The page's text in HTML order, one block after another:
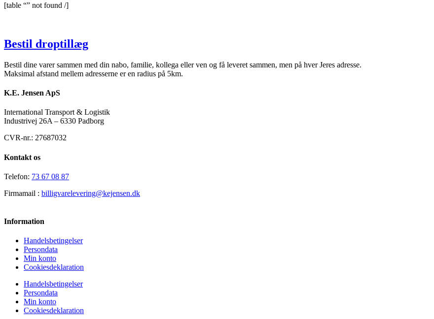
[table “” not found /]
Bestil droptillæg
Bestil dine varer sammen med din nabo, familie, kollega eller ven og få leveret sammen, men på hver Jeres adresse.
Maksimal afstand mellem adresserne er en radius på 5km.
K.E. Jensen ApS
International Transport & Logistik
Industrivej 26A – 6330 Padborg
CVR-nr.: 27687032
Kontakt os
Telefon: 73 67 08 87
Firmamail : billigvarelevering@kejensen.dk
Information
Handelsbetingelser
Persondata
Min konto
Cookiesdeklaration
Handelsbetingelser
Persondata
Min konto
Cookiesdeklaration